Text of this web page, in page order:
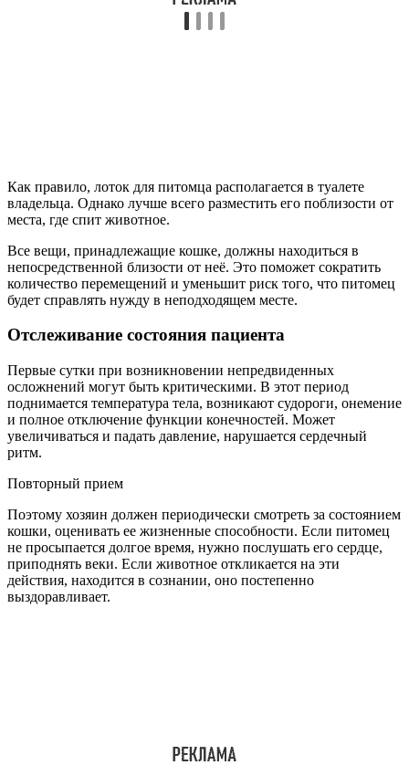
Как правило, лоток для питомца располагается в туалете
владельца. Однако лучше всего разместить его поблизости от
места, где спит животное.
Все вещи, принадлежащие кошке, должны находиться в
непосредственной близости от неё. Это поможет сократить
количество перемещений и уменьшит риск того, что питомец
будет справлять нужду в неподходящем месте.
Отслеживание состояния пациента
Первые сутки при возникновении непредвиденных
осложнений могут быть критическими. В этот период
поднимается температура тела, возникают судороги, онемение
и полное отключение функции конечностей. Может
увеличиваться и падать давление, нарушается сердечный
ритм.
Повторный прием
Поэтому хозяин должен периодически смотреть за состоянием
кошки, оценивать ее жизненные способности. Если питомец
не просыпается долгое время, нужно послушать его сердце,
приподнять веки. Если животное откликается на эти
действия, находится в сознании, оно постепенно
выздоравливает.